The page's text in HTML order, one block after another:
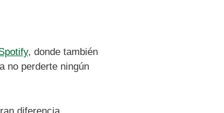
, donde también
no perderte ningún
diferencia.